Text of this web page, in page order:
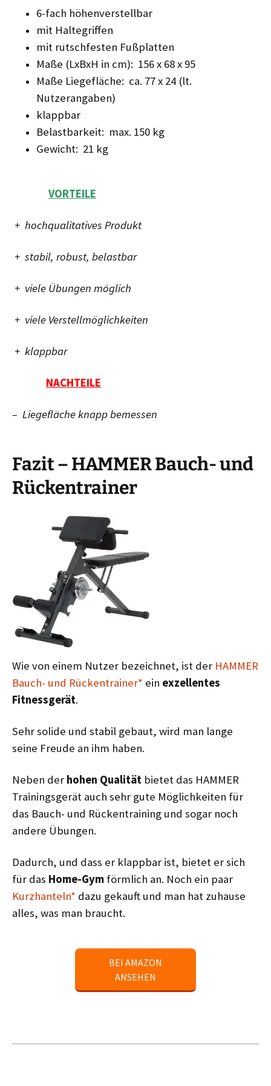
6-fach höhenverstellbar
mit Haltegriffen
mit rutschfesten Fußplatten
Maße (LxBxH in cm): 156 x 68 x 95
Maße Liegefläche: ca. 77 x 24 (lt.
Nutzerangaben)
klappbar
Belastbarkeit: max. 150 kg
Gewicht: 21 kg
VORTEILE
+ hochqualitatives Produkt
+ stabil, robust, belastbar
+ viele Übungen möglich
+ viele Verstellmöglichkeiten
+ klappbar
NACHTEILE
– Liegefläche knapp bemessen
Fazit – HAMMER Bauch- und
Rückentrainer
Wie von einem Nutzer bezeichnet, ist der HAMMER
Bauch- und Rückentrainer* ein exzellentes
Fitnessgerät.
Sehr solide und stabil gebaut, wird man lange
seine Freude an ihm haben.
Neben der hohen Qualität bietet das HAMMER
Trainingsgerät auch sehr gute Möglichkeiten für
das Bauch- und Rückentraining und sogar noch
andere Übungen.
Dadurch, und dass er klappbar ist, bietet er sich
für das Home-Gym förmlich an. Noch ein paar
Kurzhanteln* dazu gekauft und man hat zuhause
alles, was man braucht.
BEI AMAZON
ANSEHEN